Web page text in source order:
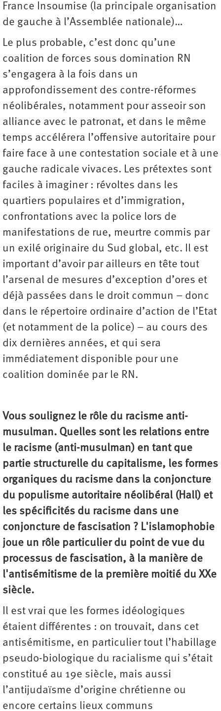
France Insoumise (la principale organisation
de gauche à l’Assemblée nationale)…
Le plus probable, c’est donc qu’une
coalition de forces sous domination RN
s’engagera à la fois dans un
approfondissement des contre-réformes
néolibérales, notamment pour asseoir son
alliance avec le patronat, et dans le même
temps accélérera l’offensive autoritaire pour
faire face à une contestation sociale et à une
gauche radicale vivaces. Les prétextes sont
faciles à imaginer : révoltes dans les
quartiers populaires et d’immigration,
confrontations avec la police lors de
manifestations de rue, meurtre commis par
un exilé originaire du Sud global, etc. Il est
important d’avoir par ailleurs en tête tout
l’arsenal de mesures d’exception d’ores et
déjà passées dans le droit commun – donc
dans le répertoire ordinaire d’action de l’Etat
(et notamment de la police) – au cours des
dix dernières années, et qui sera
immédiatement disponible pour une
coalition dominée par le RN.
Vous soulignez le rôle du racisme anti-
musulman. Quelles sont les relations entre
le racisme (anti-musulman) en tant que
partie structurelle du capitalisme, les formes
organiques du racisme dans la conjoncture
du populisme autoritaire néolibéral (Hall) et
les spécificités du racisme dans une
conjoncture de fascisation ? L'islamophobie
joue un rôle particulier du point de vue du
processus de fascisation, à la manière de
l'antisémitisme de la première moitié du XXe
siècle.
Il est vrai que les formes idéologiques
étaient différentes : on trouvait, dans cet
antisémitisme, en particulier tout l’habillage
pseudo-biologique du racialisme qui s’était
constitué au 19e siècle, mais aussi
l’antijudaïsme d’origine chrétienne ou
encore certains lieux communs